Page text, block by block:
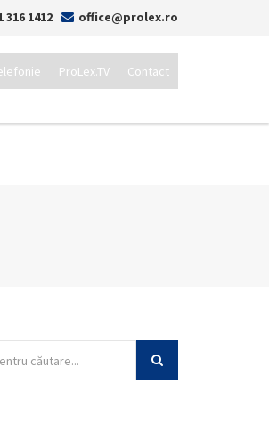
316 1412 office@prolex.ro
ProLex.TV Contact